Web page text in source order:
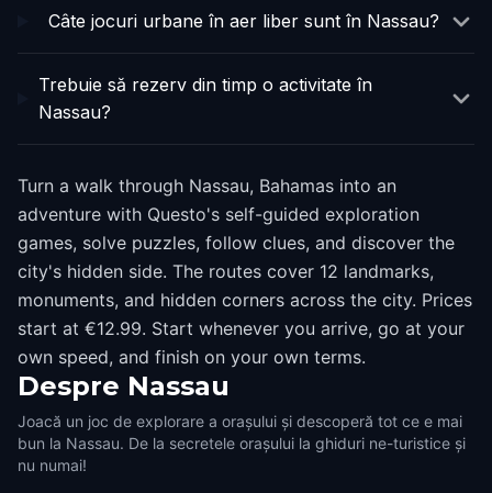
Câte jocuri urbane în aer liber sunt în Nassau?
Trebuie să rezerv din timp o activitate în
Nassau?
Turn a walk through Nassau, Bahamas into an
adventure with Questo's self-guided exploration
games, solve puzzles, follow clues, and discover the
city's hidden side. The routes cover 12 landmarks,
monuments, and hidden corners across the city. Prices
start at €12.99. Start whenever you arrive, go at your
own speed, and finish on your own terms.
Despre Nassau
Joacă un joc de explorare a orașului și descoperă tot ce e mai
bun la Nassau. De la secretele orașului la ghiduri ne-turistice și
nu numai!